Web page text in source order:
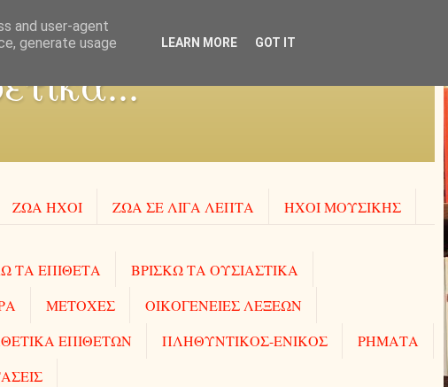
ΖΩΑ ΗΧΟΙ ΖΩΑ ΣΕ ΛΙΓΑ ΛΕΠΤΑ ΗΧΟΙ MOΥΣΙΚΗΣ
ΤΑ ΕΠΙΘΕΤΑ
ΒΡΙΣΚΩ ΤΑ ΟΥΣΙΑΣΤΙΚΑ
ΜΕΤΟΧΕΣ
ΟΙΚΟΓΕΝΕΙΕΣ ΛΕΞΕΩΝ
ΕΠΙΘΕΤΩΝ ΠΛΗΘΥΝΤΙΚΟΣ-ΕΝΙΚΟΣ
ΡΗΜΑΤΑ
and user-agent
generate usage
LEARN MORE GOT IT